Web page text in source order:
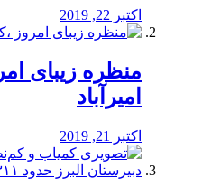
اکتبر 22, 2019
منظره‌‌ زیبای
امیرآباد
اکتبر 21, 2019